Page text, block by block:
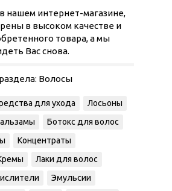
нашем интернет-магазине,
в высоком качестве и
товара, а мы
Вас снова.
Волосы
для ухода
Лосьоны
Ботокс для волос
Концентраты
Лаки для волос
Эмульсии